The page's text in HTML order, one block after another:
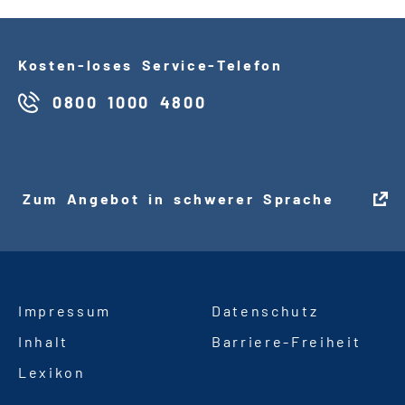
Kosten - loses Service-Telefon
0800 1000 4800
Zum Angebot in schwerer Sprache
Impressum
Datenschutz
Inhalt
Barriere- Freiheit
Lexikon